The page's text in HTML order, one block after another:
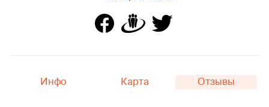
Инфо Карта Отзывы